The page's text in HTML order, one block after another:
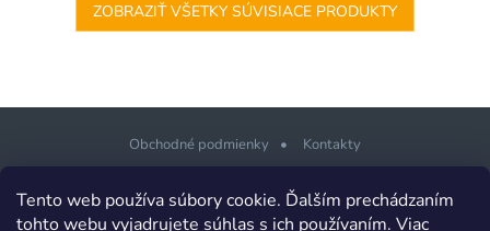
Tento web používa súbory cookie. Ďalším prechádzaním
tohto webu vyjadrujete súhlas s ich používaním. Viac
ZOBRAZIŤ VŠETKY SÚVISIACE PRODUKTY
Obchodné podmienky Kontakty